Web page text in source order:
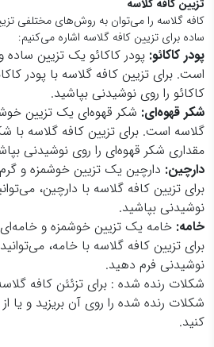
تزیین کافه گلاسه
کافه گلاسه را می‌توان به روش‌های مختلفی
ساده برای تزیین کافه گلاسه اشاره می‌کنیم:
پودر کاکائو: پودر کاکائو یک تزیین ساده
است. برای تزیین کافه گلاسه با پودر
کاکائو را روی نوشیدنی بپاشید.
شکر قهوه‌ای: شکر قهوه‌ای یک تزیین
گلاسه است. برای تزیین کافه گلاسه با
مقداری شکر قهوه‌ای را روی نوشیدنی
دارچین: دارچین یک تزیین خوشمزه و
برای تزیین کافه گلاسه با دارچین،
نوشیدنی بپاشید.
خامه: خامه یک تزیین خوشمزه و
برای تزیین کافه گلاسه با خامه،
نوشیدنی فرم دهید.
شکلات رنده شده : برای تزئئن کافه
شکلات رنده شده را روی آن بریزید و یا
کنید.